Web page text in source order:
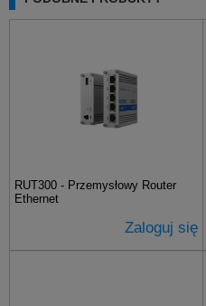
RUT300 - Przemysłowy Router
Ethernet
Zaloguj się